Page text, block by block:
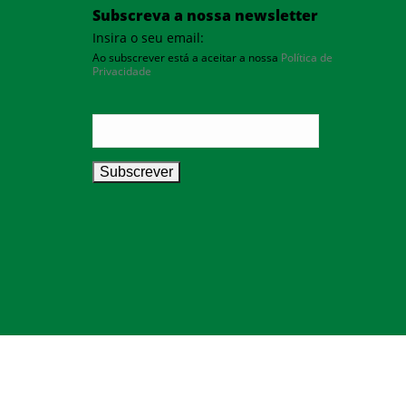
Subscreva a nossa newsletter
Insira o seu email:
Ao subscrever está a aceitar a nossa Política de
Privacidade